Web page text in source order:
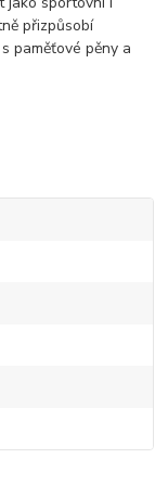
přizpůsobí
paměťové pěny a